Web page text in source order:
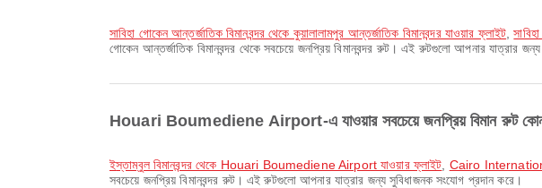
সাবিহা গোকেন আন্তর্জাতিক বিমানবন্দর থেকে কুয়ালালামপুর আন্তর্জাতিক বিমানবন্দর যাওয়ার ফ্লাইট ,
গোকেন আন্তর্জাতিক বিমানবন্দর থেকে সবচেয়ে জনপ্রিয় বিমানবন্দর রুট। এই রুটগুলো আপনার যাত্রার
Houari Boumediene Airport-এ যাওয়ার সবচেয়ে জনপ্রিয় বিমান রুট
ইস্তাম্বুল বিমানবন্দর থেকে Houari Boumediene Airport যাওয়ার ফ্লাইট Cairo
সবচেয়ে জনপ্রিয় বিমানবন্দর রুট। এই রুটগুলো আপনার যাত্রার জন্য সুবিধাজনক সংযোগ প্রদান করে।